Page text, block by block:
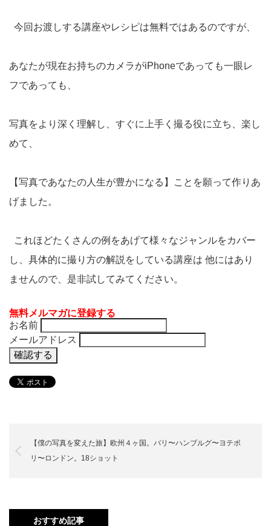
今回お渡しする講座やレシピは無料ではあるのですが、
あなたが現在お持ちのカメラがiPhoneであっても一眼レ
フであっても、
写真をより深く理解し、すぐに上手く撮る役に立ち、楽し
めて、
【写真であなたの人生が豊かになる】ことを願って作りあ
げました。
これほどたくさんの例をあげて様々なジャンルをカバー
し、具体的に撮り方の解説をしている講座は 他にはあり
ませんので、是非試してみてください。
無料メルマガに登録する
お名前
メールアドレス
【僕の写真を変えた旅】欧州４ヶ国。パリ〜ハンブルグ〜ヨテボ
リ〜ロンドン。18ショット
おすすめ記事